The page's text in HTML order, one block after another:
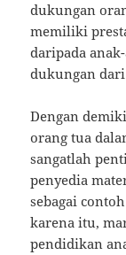
dukungan
memiliki
daripada
dukungan
Dengan
orang tua
sangatlah
penyedia
sebagai
karena itu,
pendidikan